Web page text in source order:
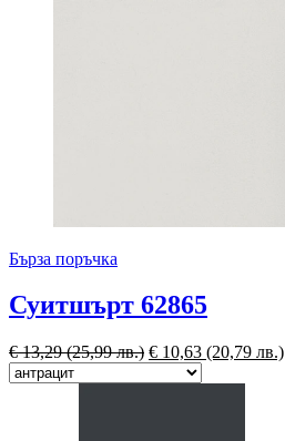
Бърза поръчка
Суитшърт 62865
€13,29(25,99 лв.) € 10,63 (20,79 лв.)